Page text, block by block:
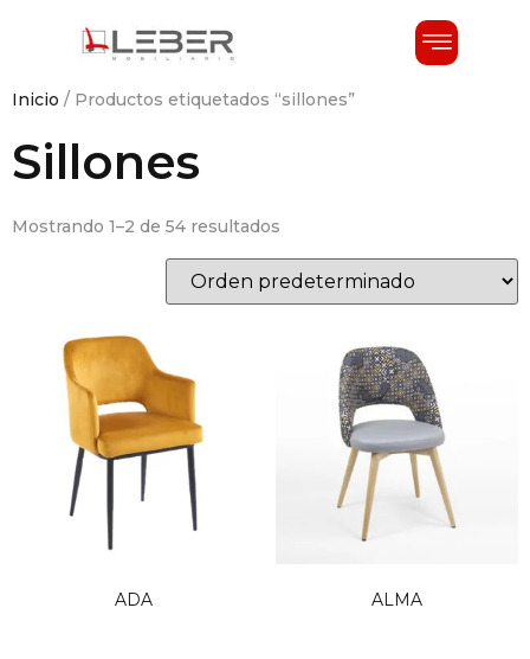
Inicio / Productos etiquetados “sillones”
Sillones
Mostrando 1–2 de 54 resultados
ADA ALMA